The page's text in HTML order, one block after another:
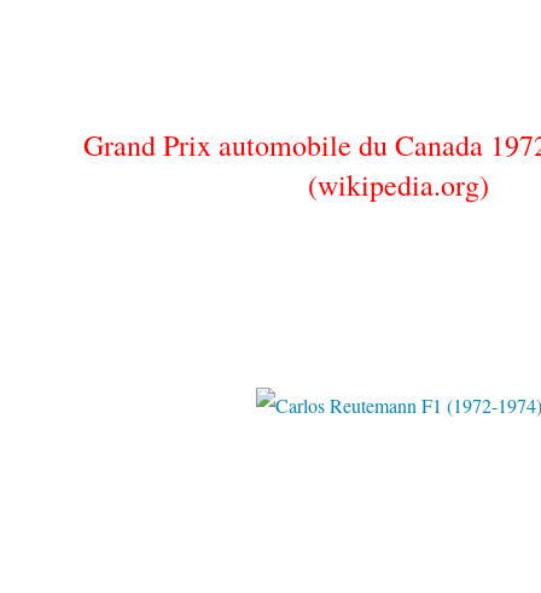
Grand Prix automobile du Canada
(wikipedia.org)